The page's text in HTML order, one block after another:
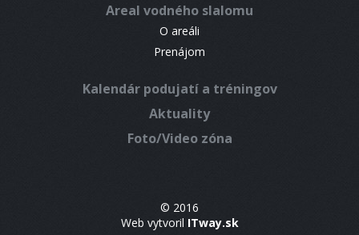
Areal vodného slalomu
O areáli
Prenájom
Kalendár podujatí a tréningov
Aktuality
Foto/Video zóna
© 2016
Web vytvoril ITway.sk